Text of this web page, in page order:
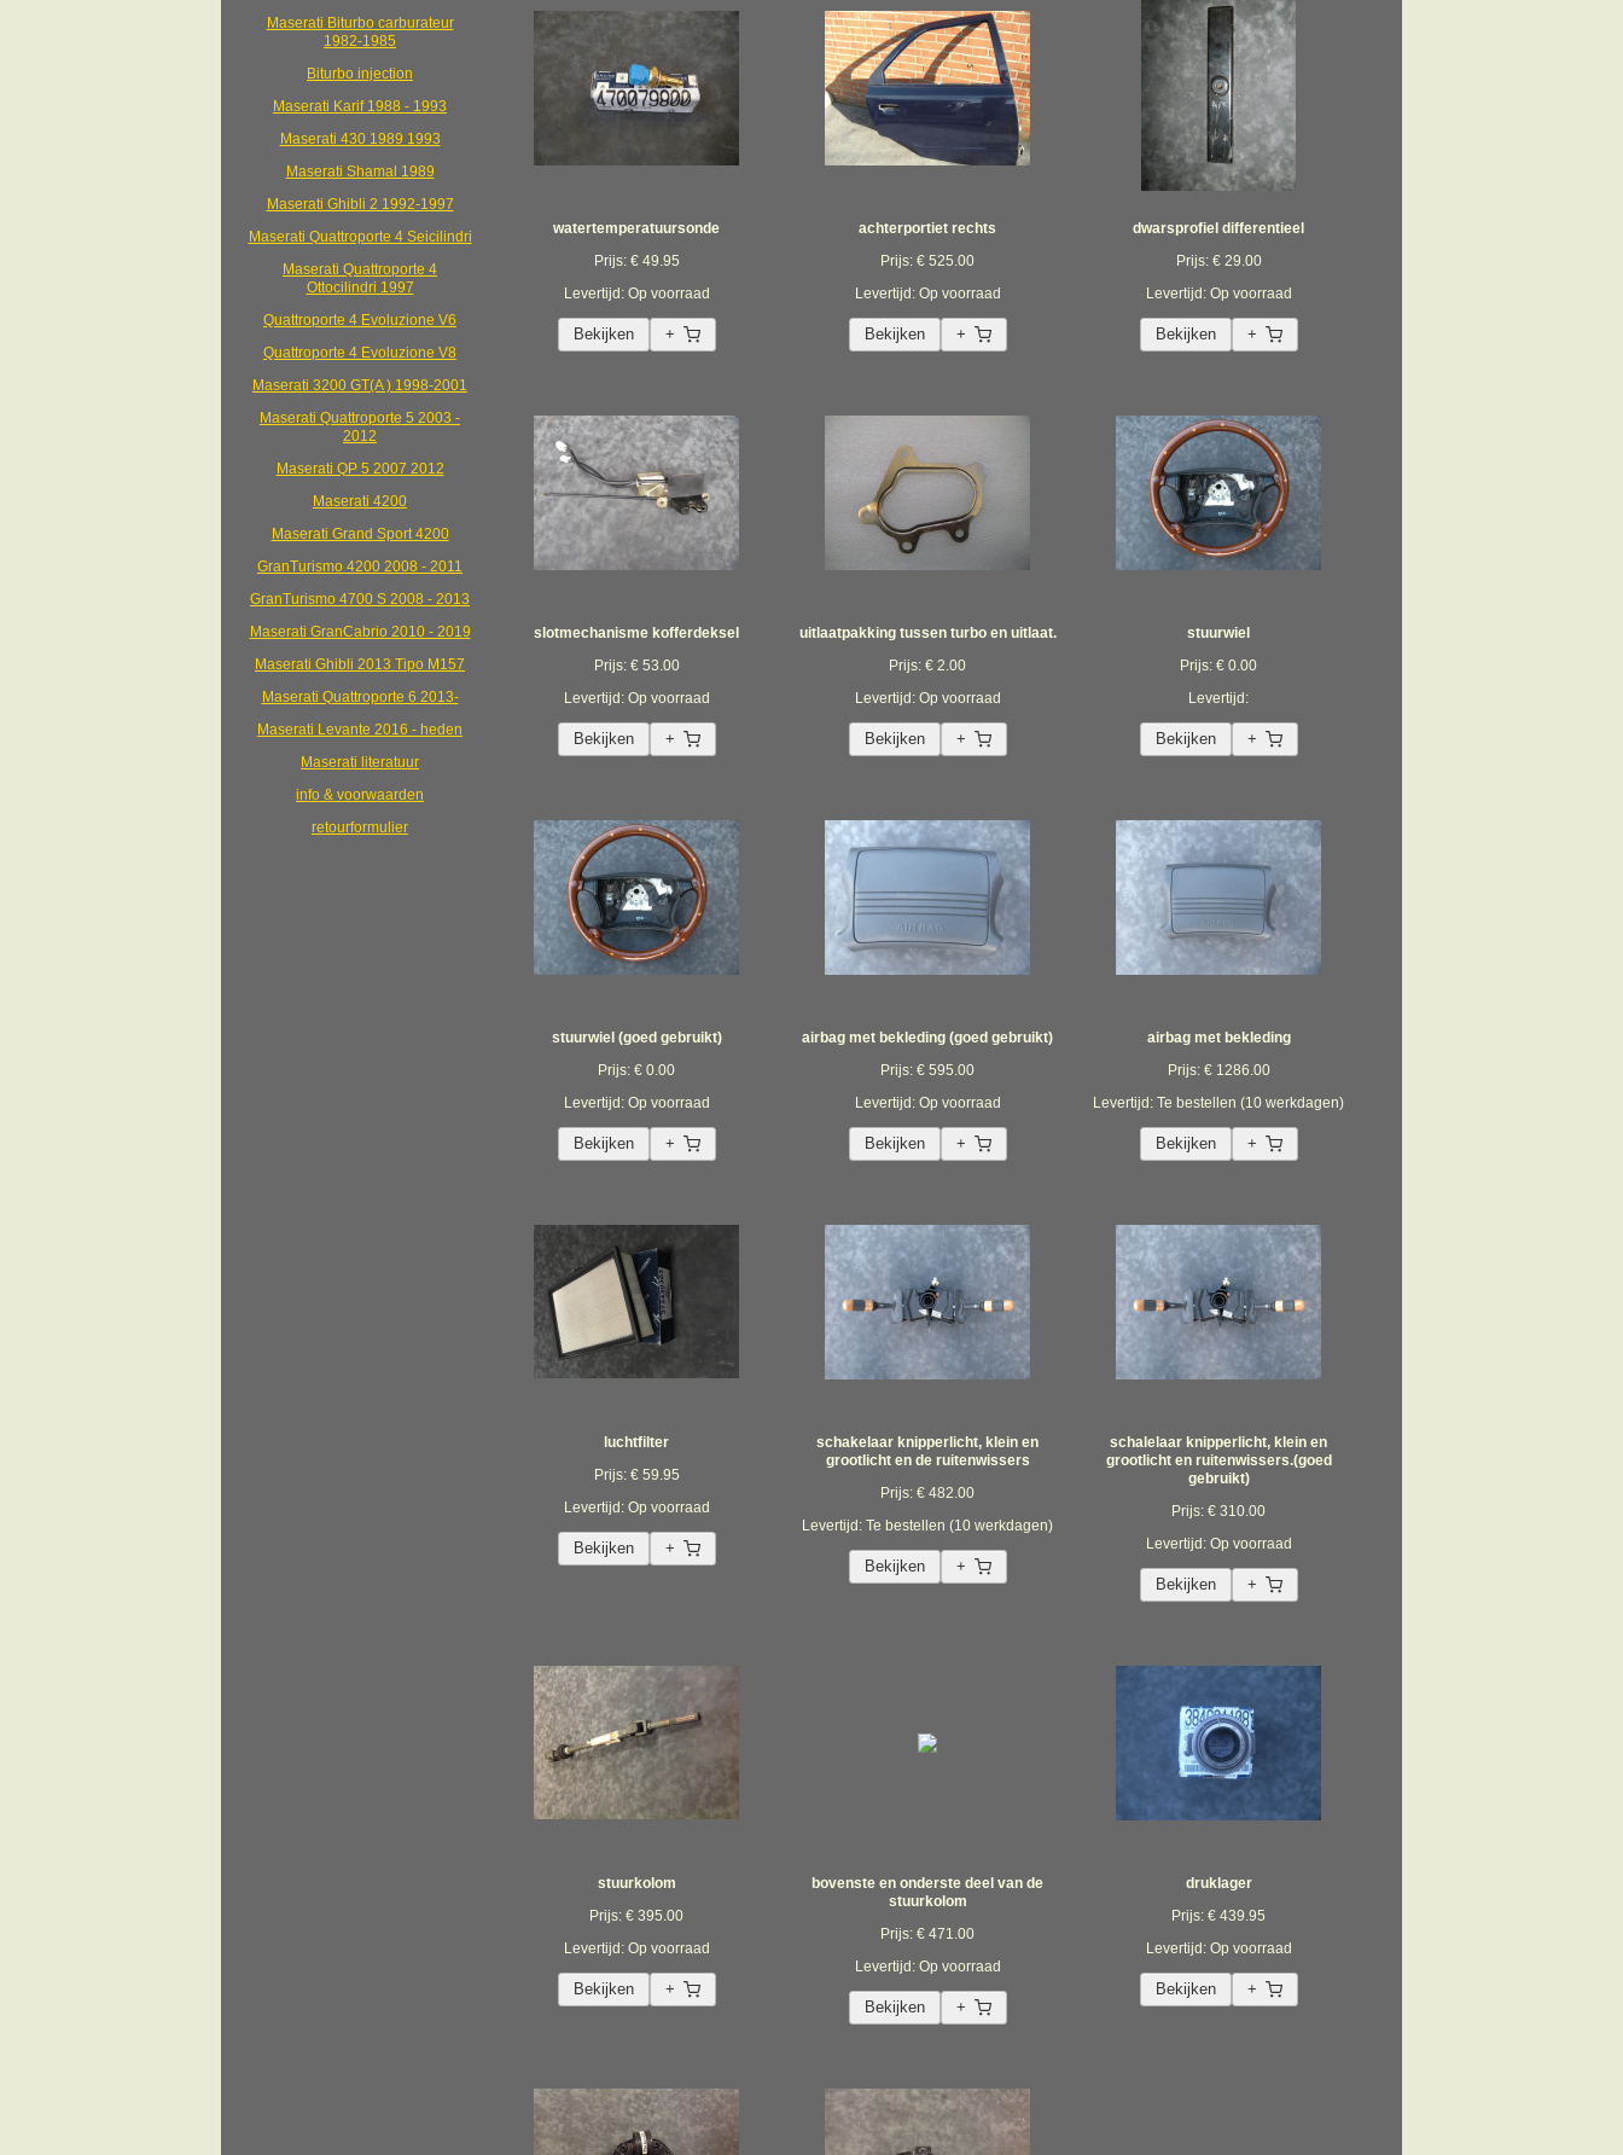
Maserati Biturbo carburateur
1982-1985
Biturbo injection
Maserati Karif 1988 - 1993
Maserati 430 1989 1993
Maserati Shamal 1989
Maserati Ghibli 2 1992-1997
Maserati Quattroporte 4 Seicilindri
Maserati Quattroporte 4
Ottocilindri 1997
Quattroporte 4 Evoluzione V6
Quattroporte 4 Evoluzione V8
Maserati 3200 GT(A ) 1998-2001
Maserati Quattroporte 5 2003 -
2012
Maserati QP 5 2007 2012
Maserati 4200
Maserati Grand Sport 4200
GranTurismo 4200 2008 - 2011
GranTurismo 4700 S 2008 - 2013
Maserati GranCabrio 2010 - 2019
Maserati Ghibli 2013 Tipo M157
Maserati Quattroporte 6 2013-
Maserati Levante 2016 - heden
Maserati literatuur
info & voorwaarden
retourformulier
watertemperatuursonde
Prijs: € 49.95
Levertijd: Op voorraad
Bekijken +
achterportiet rechts
Prijs: € 525.00
Levertijd: Op voorraad
Bekijken +
dwarsprofiel differentieel
Prijs: € 29.00
Levertijd: Op voorraad
Bekijken +
slotmechanisme kofferdeksel
Prijs: € 53.00
Levertijd: Op voorraad
Bekijken +
uitlaatpakking tussen turbo en uitlaat.
Prijs: € 2.00
Levertijd: Op voorraad
Bekijken +
stuurwiel
Prijs: € 0.00
Levertijd:
Bekijken +
stuurwiel (goed gebruikt)
Prijs: € 0.00
Levertijd: Op voorraad
Bekijken +
airbag met bekleding (goed gebruikt)
Prijs: € 595.00
Levertijd: Op voorraad
Bekijken +
airbag met bekleding
Prijs: € 1286.00
Levertijd: Te bestellen (10 werkdagen)
Bekijken +
luchtfilter
Prijs: € 59.95
Levertijd: Op voorraad
Bekijken +
schakelaar knipperlicht, klein en
grootlicht en de ruitenwissers
Prijs: € 482.00
Levertijd: Te bestellen (10 werkdagen)
Bekijken +
schalelaar knipperlicht, klein en
grootlicht en ruitenwissers.(goed
gebruikt)
Prijs: € 310.00
Levertijd: Op voorraad
Bekijken +
stuurkolom
Prijs: € 395.00
Levertijd: Op voorraad
Bekijken +
bovenste en onderste deel van de
stuurkolom
Prijs: € 471.00
Levertijd: Op voorraad
Bekijken +
druklager
Prijs: € 439.95
Levertijd: Op voorraad
Bekijken +